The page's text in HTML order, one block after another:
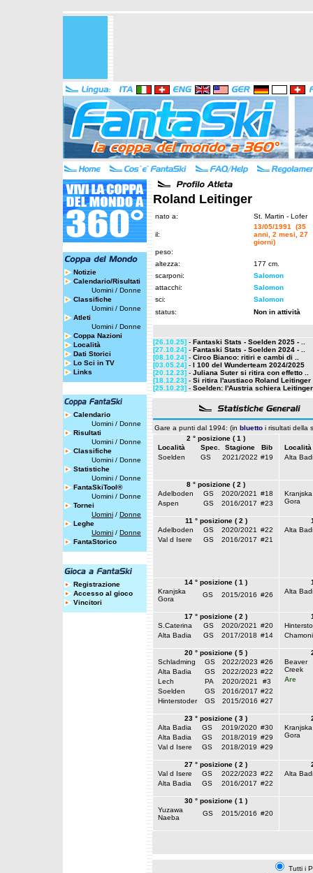
Notizie
Calendario/Risultati
Uomini / Donne
Classifiche
Uomini / Donne
Atleti
Uomini / Donne
Coppa Nazioni
Località
Dati Storici
Lo Sci in TV
Links
Calendario
Uomini / Donne
Risultati
Uomini / Donne
Classifiche
Uomini / Donne
Statistiche
Uomini / Donne
FantaSkiTool®
Uomini / Donne
Tornei
Uomini / Donne
Leghe
Uomini / Donne
FantaStorico
Registrazione
Accesso al gioco
Vincitori
Roland Leitinger
nato a: St. Martin - Lofer
il:
13/05/1991 (35
anni, 2 mesi, 27
giorni)
peso:
altezza:
177 cm.
scarponi:
Salomon
attacchi:
Salomon
sci:
Salomon
status:
Non in attività
[26.10.25] - Fantaski Stats - Soelden 2025 - ..
[27.10.24] - Fantaski Stats - Soelden 2024 - ..
[08.10.24] - Circo Bianco: ritiri e cambi di ..
[03.05.24] - I 100 del Wunderteam 2024/2025
[20.12.23] - Juliana Suter si ritira con effetto ..
[18.12.23] - Si ritira l'austiaco Roland Leitinger
[25.10.23] - Soelden: l'Austria schiera
Gare a punti dal 1994: (in bluetto i risultati della
2 ° posizione ( 1 )
Località
Spec. Stagione
Bib
Soelden
GS 2021/2022 #19
Località
Alta
8 ° posizione ( 2 )
Adelboden
GS 2020/2021
#18
Aspen
GS 2016/2017 #23
Kranjska
Gora
11 ° posizione ( 2 )
Adelboden
GS 2020/2021
#22
Val d Isere
GS 2016/2017 #21
Alta
14 ° posizione ( 1 )
Kranjska
Gora
GS 2015/2016 #26
Alta
17 ° posizione ( 2 )
S.Caterina
GS 2020/2021
#20
Alta Badia
GS 2017/2018 #14
20 ° posizione ( 5 )
Schladming
GS 2022/2023 #26
Alta Badia
GS 2022/2023 #22
Lech
PA 2020/2021
#3
Soelden
GS 2016/2017 #22
Hinterstoder
GS 2015/2016 #27
Beaver
Creek
Are
23 ° posizione ( 3 )
Alta Badia
GS 2019/2020 #30
Alta Badia
GS 2018/2019 #29
Val d Isere
GS 2018/2019 #29
Kranjska
Gora
27 ° posizione ( 2 )
Val d Isere
GS 2022/2023 #22
Alta Badia
GS 2016/2017 #22
Alta
30 ° posizione ( 1 )
Yuzawa
Naeba
GS 2015/2016 #20
Tutti i